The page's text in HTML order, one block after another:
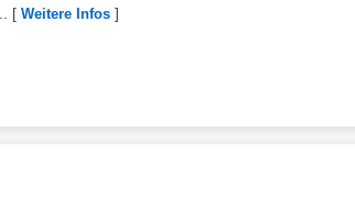
[ Weitere Infos ]